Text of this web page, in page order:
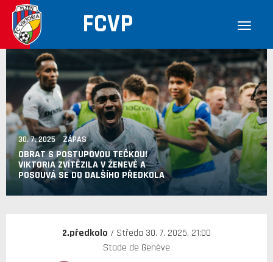
FCVP
30. 7. 2025 ZÁPAS
OBRAT S POSTUPOVOU TEČKOU!
VIKTORIA ZVÍTĚZILA V ŽENEVĚ A
POSOUVÁ SE DO DALŠÍHO PŘEDKOLA
2.předkolo / Středa 30. 7. 2025, 21:00
Stade de Genève